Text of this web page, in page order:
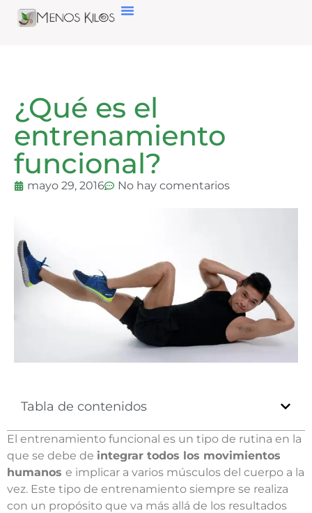
¿Qué es el
entrenamiento
funcional?
mayo 29, 2016 No hay comentarios
Tabla de contenidos
El entrenamiento funcional es un tipo de rutina en la
que se debe de integrar todos los movimientos
humanos e implicar a varios músculos del cuerpo a la
vez. Este tipo de entrenamiento siempre se realiza
con un propósito que va más allá de los resultados